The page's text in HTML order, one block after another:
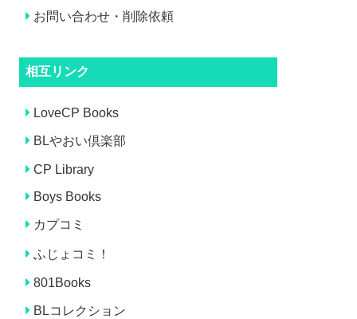
お問い合わせ・削除依頼
相互リンク
LoveCP Books
BLやおい倶楽部
CP Library
Boys Books
カプコミ
ふじょコミ！
801Books
BLコレクション